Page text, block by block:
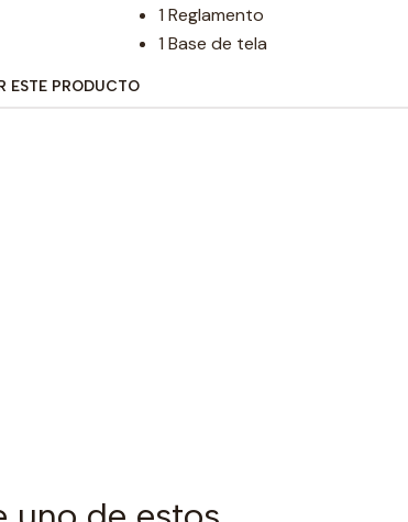
1 Reglamento
1 Base de tela
ESTE PRODUCTO